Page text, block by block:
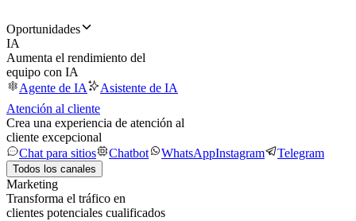
Oportunidades
IA
Aumenta el rendimiento del
equipo con IA
Agente de IA
Asistente de IA
Atención al cliente
Crea una experiencia de atención al
cliente excepcional
Chat para sitios
Chatbot WhatsAppInstagram Telegram
Todos los canales
Marketing
Transforma el tráfico en
clientes potenciales cualificados